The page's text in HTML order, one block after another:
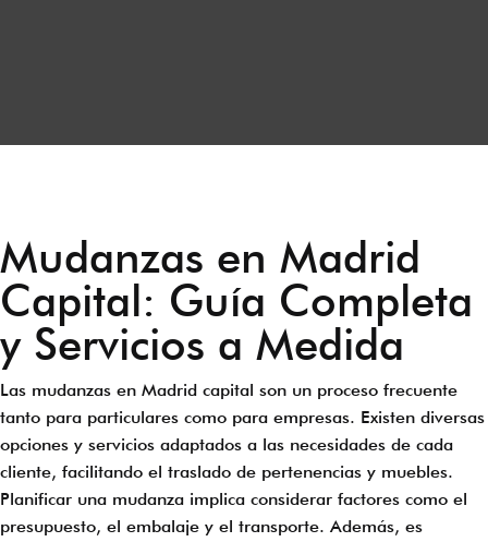
Mudanzas en Madrid
Capital: Guía Completa
y Servicios a Medida
Las mudanzas en Madrid capital son un proceso frecuente
tanto para particulares como para empresas. Existen diversas
opciones y servicios adaptados a las necesidades de cada
cliente, facilitando el traslado de pertenencias y muebles.
Planificar una mudanza implica considerar factores como el
presupuesto, el embalaje y el transporte. Además, es